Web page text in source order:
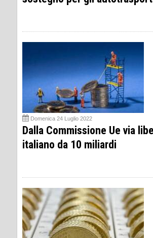
Domenica 24 Luglio 2022
Dalla Commissione Ue via
italiano da 10 miliardi